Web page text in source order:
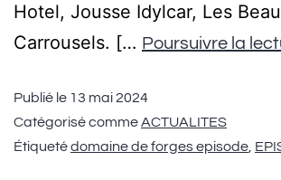
Hotel, Jousse Idylcar, Les
Carrousels. [… Poursuivre la
Publié le 13 mai 2024
Catégorisé commeACTUALITES
Étiquetédomaine de forges episode